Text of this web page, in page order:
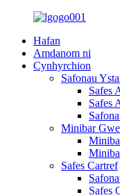
Hafan
Amdanom ni
Cynhyrchion
Safonau
Safes
Safes
Minibar
Safes Cartref
Safes